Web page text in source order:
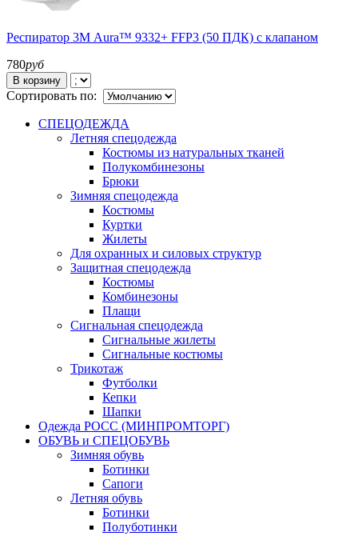
Респиратор 3М Aura™ 9332+ FFP3 (50 ПДК) с клапаном
780руб
В корзину
Сортировать по:
СПЕЦОДЕЖДА
Летняя спецодежда
Костюмы из натуральных тканей
Полукомбинезоны
Брюки
Зимняя спецодежда
Костюмы
Куртки
Жилеты
Для охранных и силовых структур
Защитная спецодежда
Костюмы
Комбинезоны
Плащи
Сигнальная спецодежда
Сигнальные жилеты
Сигнальные костюмы
Трикотаж
Футболки
Кепки
Шапки
Одежда РОСС (МИНПРОМТОРГ)
ОБУВЬ и СПЕЦОБУВЬ
Зимняя обувь
Ботинки
Сапоги
Летняя обувь
Ботинки
Полуботинки